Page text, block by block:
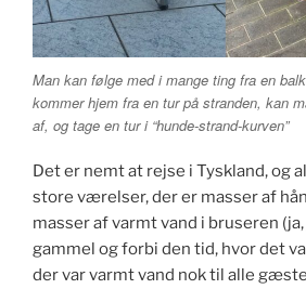
Man kan følge med i mange ting fra en
kommer hjem fra en tur på stranden, kan
af, og tage en tur i “hunde-strand-kurven”
Det er nemt at rejse i Tyskland, og
store værelser, der er masser af
masser af varmt vand i bruseren
gammel og forbi den tid, hvor det
der var varmt vand nok til alle